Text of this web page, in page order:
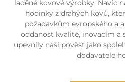
laděné kovové výrobky. Navíc
hodinky z drahých kovů,
požadavkům evropského a
oddanost kvalitě, inovacím a
upevnily naši pověst jako
dodavatele